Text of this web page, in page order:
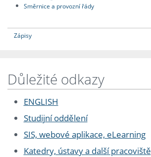
Směrnice a provozní řády
Zápisy
Důležité odkazy
ENGLISH
Studijní oddělení
SIS, webové aplikace, eLearning
Katedry, ústavy a další pracoviště